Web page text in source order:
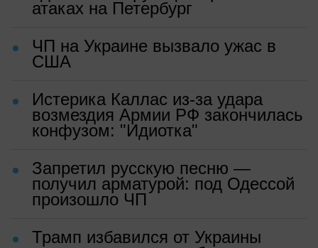
атаках на Петербург
ЧП на Украине вызвало ужас в
США
Истерика Каллас из-за удара
возмездия Армии РФ закончилась
конфузом: "Идиотка"
Запретил русскую песню —
получил арматурой: под Одессой
произошло ЧП
Трамп избавился от Украины